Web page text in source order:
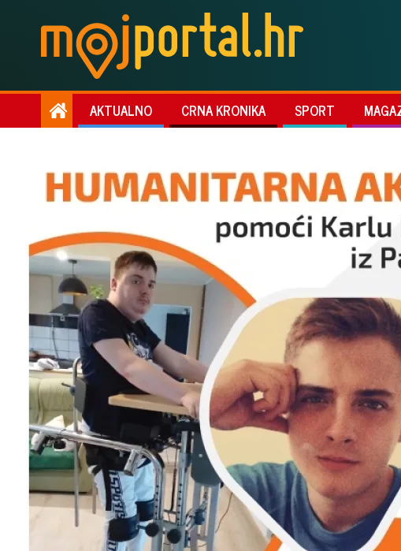
AKTUALNO CRNA KRONIKA SPORT